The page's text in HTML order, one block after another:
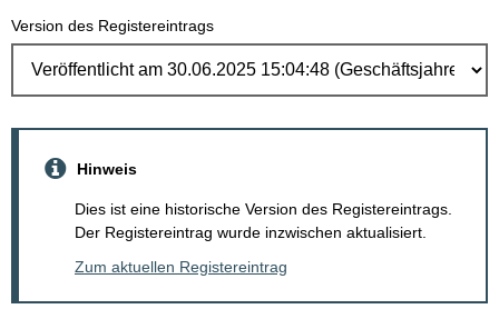
Version des Registereintrags
Hinweis
Dies ist eine historische Version des Registereintrags.
Der Registereintrag wurde inzwischen aktualisiert.
Zum aktuellen Registereintrag